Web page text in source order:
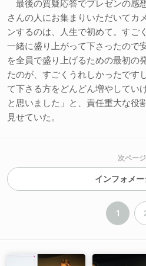
最後の質疑応答でプレゼンの感
さんの人にお集まりいただいてカ
ンするのは、人生で初めて。すご
一緒に盛り上がって下さったので
を全員で盛り上げるための最初の
たのが、すごくうれしかったです
て下さる方をどんどん増やしてい
と思いました」と、責任重大な役
見せていた。
次ページ
インフォメ
1